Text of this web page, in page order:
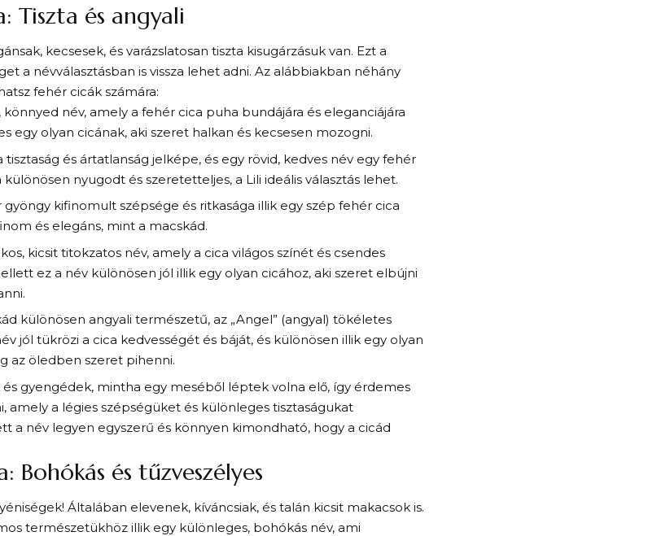
Tiszta és angyali
kecsesek, és varázslatosan tiszta kisugárzásuk van. Ezt a
a névválasztásban is vissza lehet adni. Az alábbiakban néhány
fehér cicák számára:
könnyed név, amely a fehér cica puha bundájára és eleganciájára
egy olyan cicának, aki szeret halkan és kecsesen mozogni.
tisztaság és ártatlanság jelképe, és egy rövid, kedves név egy fehér
különösen nyugodt és szeretetteljes, a Lili ideális választás lehet.
gyöngy kifinomult szépsége és ritkasága illik egy szép fehér cica
és elegáns, mint a macskád.
kicsit titokzatos név, amely a cica világos színét és csendes
ez a név különösen jól illik egy olyan cicához, aki szeret elbújni
különösen angyali természetű, az „Angel” (angyal) tökéletes
jól tükrözi a cica kedvességét és báját, és különösen illik egy olyan
az öledben szeret pihenni.
gyengédek, mintha egy meséből léptek volna elő, így érdemes
amely a légies szépségüket és különleges tisztaságukat
a név legyen egyszerű és könnyen kimondható, hogy a cicád
Bohókás és tűzveszélyes
Általában elevenek, kíváncsiak, és talán kicsit makacsok is.
természetükhöz illik egy különleges, bohókás név, ami